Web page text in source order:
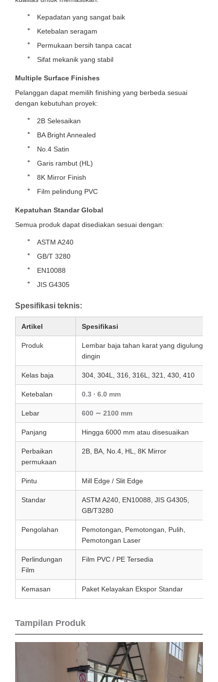
Kepadatan yang sangat baik
Ketebalan seragam
Permukaan bersih tanpa cacat
Sifat mekanik yang stabil
Multiple Surface Finishes
Pelanggan dapat memilih finishing yang berbeda sesuai
dengan kebutuhan proyek:
2B Selesaikan
BA Bright Annealed
No.4 Satin
Garis rambut (HL)
8K Mirror Finish
Film pelindung PVC
Kepatuhan Standar Global
Semua produk dapat disediakan sesuai dengan:
ASTM A240
GB/T 3280
EN10088
JIS G4305
Spesifikasi teknis:
Artikel Spesifikasi
Produk
Lembar baja tahan karat yang digulung
dingin
Kelas baja 304, 304L, 316, 316L, 321, 430, 410
Ketebalan 0.3 ∙ 6.0 mm
Lebar 600 ∼ 2100 mm
Panjang Hingga 6000 mm atau disesuaikan
Perbaikan
permukaan
2B, BA, No.4, HL, 8K Mirror
Pintu Mill Edge / Slit Edge
Standar
ASTM A240, EN10088, JIS G4305,
GB/T3280
Pengolahan
Pemotongan, Pemotongan, Pulih,
Pemotongan Laser
Perlindungan
Film
Film PVC / PE Tersedia
Kemasan Paket Kelayakan Ekspor Standar
Tampilan Produk